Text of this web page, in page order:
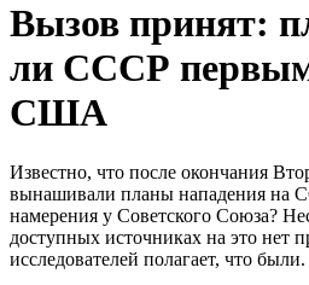
Вызов принят:
ли СССР
США
Известно, что после окончания
вынашивали планы нападения на
намерения у Советского Союза?
доступных источниках на это нет
исследователей полагает, что были.